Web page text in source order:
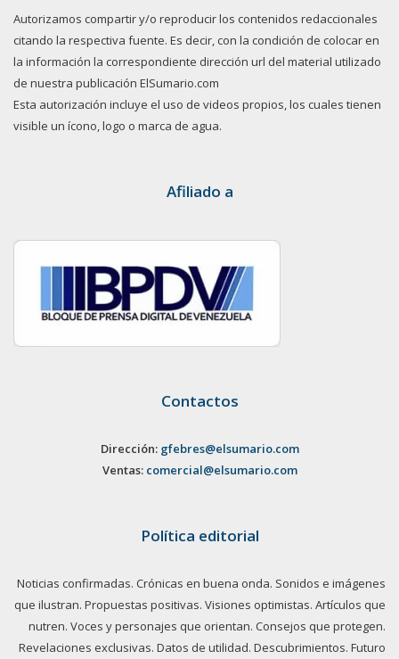
Autorizamos compartir y/o reproducir los contenidos redaccionales
citando la respectiva fuente. Es decir, con la condición de colocar en
la información la correspondiente dirección url del material utilizado
de nuestra publicación ElSumario.com
Esta autorización incluye el uso de videos propios, los cuales tienen
visible un ícono, logo o marca de agua.
Afiliado a
Contactos
Dirección: gfebres@elsumario.com
Ventas: comercial@elsumario.com
Política editorial
Noticias confirmadas. Crónicas en buena onda. Sonidos e imágenes
que ilustran. Propuestas positivas. Visiones optimistas. Artículos que
nutren. Voces y personajes que orientan. Consejos que protegen.
Revelaciones exclusivas. Datos de utilidad. Descubrimientos. Futuro